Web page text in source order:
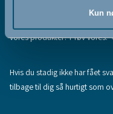
Kun
Fandt du ikke den
vores produkter? Prøv vores:
Hvis du stadig ikke har fået
tilbage til dig så hurtigt som